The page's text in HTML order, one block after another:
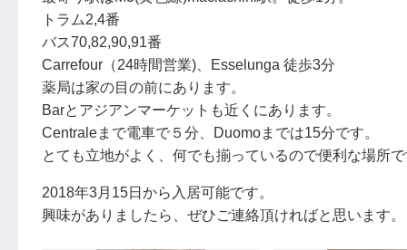
トラム2,4番
バス70,82,90,91番
Carrefour（24時間営業)、Esselunga 徒歩3分
薬局は家の目の前にあります。
Barとアジアンマーケットも近くにあります。
Centraleまで電車で５分、Duomoまでは15分です。
とても立地がよく、何でも揃っているので便利な場所
2018年3月15日から入居可能です。
興味がありましたら、ぜひご連絡頂ければと思います。